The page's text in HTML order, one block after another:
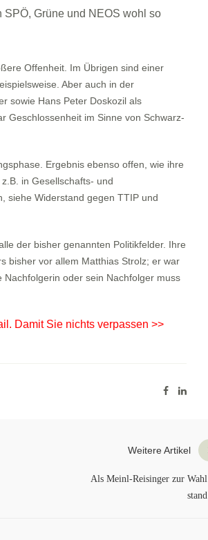
Grüne und NEOS wohl so
Offenheit. Im Übrigen sind einer
Aber auch in der
sowie Hans Peter Doskozil als
Geschlossenheit im Sinne von Schwarz-
Ergebnis ebenso offen, wie ihre
in Gesellschafts- und
siehe Widerstand gegen TTIP und
der bisher genannten Politikfelder. Ihre
bisher vor allem Matthias Strolz; er war
Nachfolgerin oder sein Nachfolger muss
Damit Sie nichts verpassen >>
Weitere Artikel
Als Meinl-Reisinger zur Wahl
stand